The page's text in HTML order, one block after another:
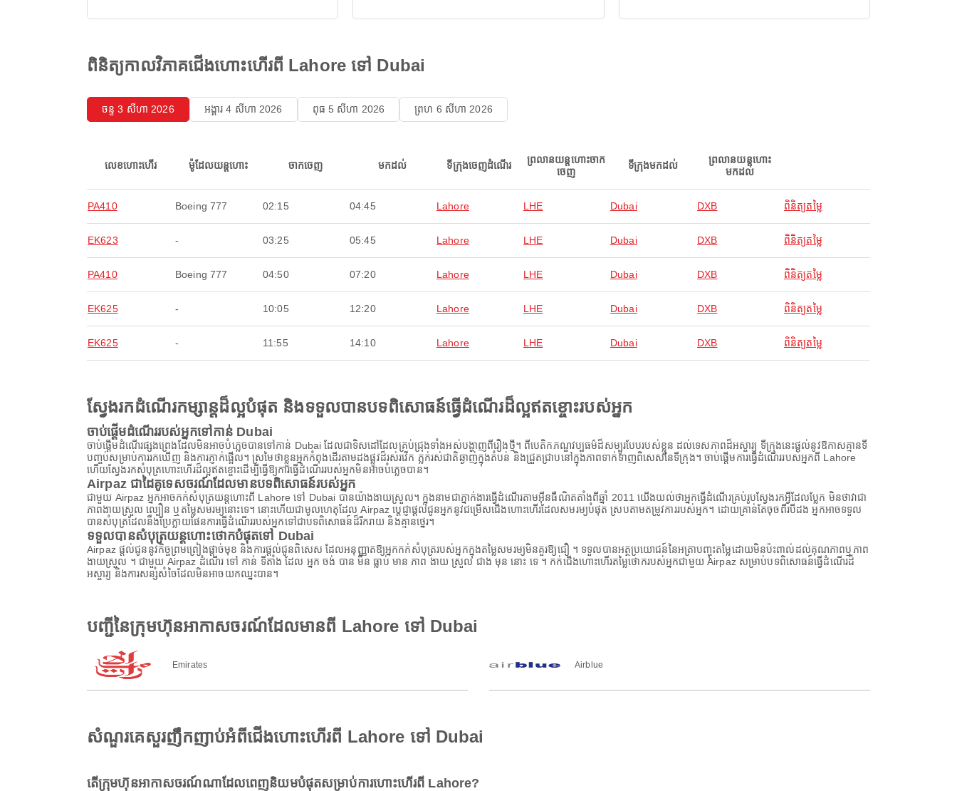
ពិនិត្យកាលវិភាគជើងហោះហើរពី Lahore ទៅ Dubai
ចន្ទ 3 សីហា 2026 អង្គារ 4 សីហា 2026 ពុធ 5 សីហា 2026 ព្រហ 6 សីហា 2026
លេខហោះហើរ ម៉ូដែលយន្តហោះ ចាកចេញ មកដល់ ទីក្រុងចេញដំណើរ
ព្រលានយន្តហោះចាក
ចេញ
ទីក្រុងមកដល់
ព្រលានយន្តហោះ
មកដល់
PA410 Boeing 777 02:15 04:45 Lahore LHE Dubai DXB ពិនិត្យតម្លៃ
EK623 - 03:25 05:45 Lahore LHE Dubai DXB ពិនិត្យតម្លៃ
PA410 Boeing 777 04:50 07:20 Lahore LHE Dubai DXB ពិនិត្យតម្លៃ
EK625 - 10:05 12:20 Lahore LHE Dubai DXB ពិនិត្យតម្លៃ
EK625 - 11:55 14:10 Lahore LHE Dubai DXB ពិនិត្យតម្លៃ
ស្វែងរកដំណើរកម្សាន្តដ៏ល្អបំផុត និងទទួលបានបទពិសោធន៍ធ្វើដំណើរដ៏ល្អឥតខ្ចោះរបស់អ្នក
ចាប់ផ្តើមដំណើររបស់អ្នកទៅកាន់ Dubai
ចាប់ផ្តើមដំណើរផ្សងព្រេងដែលមិនអាចបំភ្លេចបានទៅកាន់ Dubai ដែលជាទិសដៅដែលគ្រប់ជ្រុងទាំងអស់បង្ហាញពីរឿងថ្មី។ ពីបេតិកភណ្ឌវប្បធម៌ដ៏សម្បូរបែបរបស់ខ្លួន ដល់ទេសភាពដ៏អស្ចារ្យ ទីក្រុងនេះផ្តល់នូវឱកាសគ្មានទី
បញ្ចប់សម្រាប់ការរកឃើញ និងការភ្ញាក់ផ្អើល។ ស្រមៃថាខ្លួនអ្នកកំពុងដើរតាមដងផ្លូវដ៏រស់រវើក ភ្លក់រស់ជាតិឆ្ងាញ់ក្នុងតំបន់ និងជ្រួតជ្រាបនៅក្នុងភាពទាក់ទាញពិសេសនៃទីក្រុង។ ចាប់ផ្តើមការធ្វើដំណើររបស់អ្នកពី Lahore
ហើយស្វែងរកសំបុត្រហោះហើរដ៏ល្អឥតខ្ចោះដើម្បីធ្វើឱ្យការធ្វើដំណើររបស់អ្នកមិនអាចបំភ្លេចបាន។
Airpaz ជាដៃគូទេសចរណ៍ដែលមានបទពិសោធន៍របស់អ្នក
ជាមួយ Airpaz អ្នកអាចកក់សំបុត្រយន្តហោះពី Lahore ទៅ Dubai បានយ៉ាងងាយស្រួល។ ក្នុងនាមជាភ្នាក់ងារធ្វើដំណើរតាមអ៊ីនធឺណិតតាំងពីឆ្នាំ 2011 យើងយល់ថាអ្នកធ្វើដំណើរគ្រប់រូបស្វែងរកអ្វីដែលប្លែក មិនថាវាជា
ភាពងាយស្រួល ល្បឿន ឬតម្លៃសមរម្យនោះទេ។ នោះហើយជាមូលហេតុដែល Airpaz ប្តេជ្ញាផ្តល់ជូនអ្នកនូវជម្រើសជើងហោះហើរដែលសមរម្យបំផុត ស្របតាមតម្រូវការរបស់អ្នក។ ដោយគ្រាន់តែចុចពីរបីដង អ្នកអាចទទួល
បានសំបុត្រដែលនឹងប្រែក្លាយផែនការធ្វើដំណើររបស់អ្នកទៅជាបទពិសោធន៍ដ៏រីករាយ និងគ្មានថ្នេរ។
ទទួលបានសំបុត្រយន្តហោះថោកបំផុតទៅ Dubai
Airpaz ផ្តល់ជូននូវកិច្ចព្រមព្រៀងផ្តាច់មុខ និងការផ្តល់ជូនពិសេស ដែលអនុញ្ញាតឱ្យអ្នកកក់សំបុត្ររបស់អ្នកក្នុងតម្លៃសមរម្យមិនគួរឱ្យជឿ ។ ទទួលបានអត្ថប្រយោជន៍នៃអត្រាបញ្ចុះតម្លៃដោយមិនប៉ះពាល់ដល់គុណភាពឬភាព
ងាយស្រួល ។ ជាមួយ Airpaz ដំណើរ ទៅ កាន់ ទីតាំង ដែល អ្នក ចង់ បាន មិន ធ្លាប់ មាន ភាព ងាយ ស្រួល ជាង មុន នោះ ទេ ។ កក់ជើងហោះហើរតម្លៃថោករបស់អ្នកជាមួយ Airpaz សម្រាប់បទពិសោធន៍ធ្វើដំណើរដ៏
អស្ចារ្យ និងការសន្សំសំចៃដែលមិនអាចយកឈ្នះបាន។
បញ្ជីនៃក្រុមហ៊ុនអាកាសចរណ៍ដែលមានពី Lahore ទៅ Dubai
Emirates Airblue
សំណួរគេសួរញឹកញាប់អំពីជើងហោះហើរពី Lahore ទៅ Dubai
តើក្រុមហ៊ុនអាកាសចរណ៍ណាដែលពេញនិយមបំផុតសម្រាប់ការហោះហើរពី Lahore?